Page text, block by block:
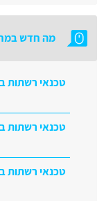
מה חדש
טכנאי רשתות
טכנאי רשתות
טכנאי רשתות